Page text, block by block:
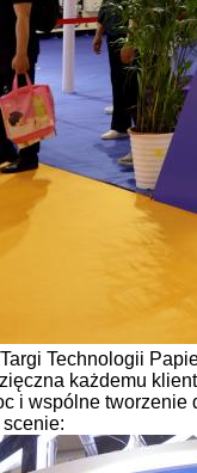
Technologii
każdemu
i wspólne tworzenie